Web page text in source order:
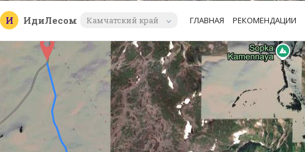
И ИдиЛесом Камчатский край ГЛАВНАЯ РЕКОМЕНДАЦИИ